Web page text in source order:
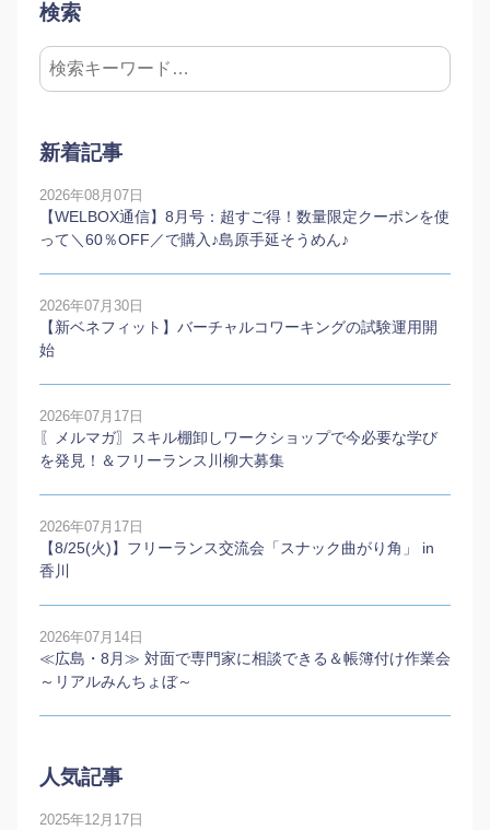
検索
新着記事
2026年08月07日
【WELBOX通信】8月号：超すご得！数量限定クーポンを使
って＼60％OFF／で購入♪島原手延そうめん♪
2026年07月30日
【新ベネフィット】バーチャルコワーキングの試験運用開
始
2026年07月17日
〖メルマガ〗スキル棚卸しワークショップで今必要な学び
を発見！＆フリーランス川柳大募集
2026年07月17日
【8/25(火)】フリーランス交流会「スナック曲がり角」 in
香川
2026年07月14日
≪広島・8月≫ 対面で専門家に相談できる＆帳簿付け作業会
～リアルみんちょぼ～
人気記事
2025年12月17日